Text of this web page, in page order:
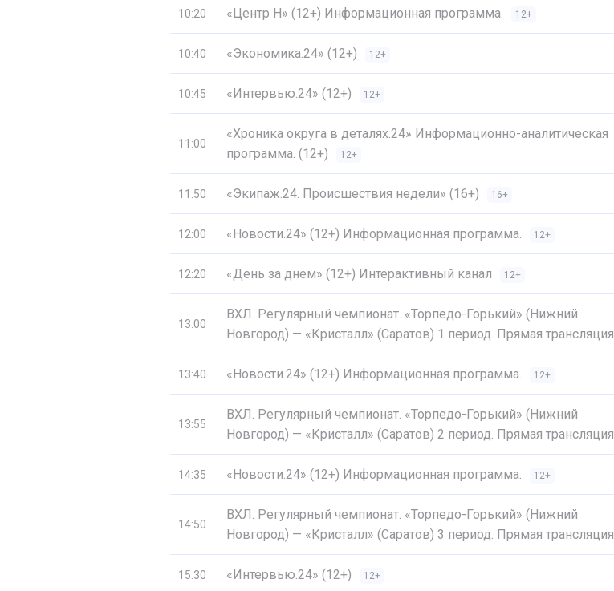
10:20 «Центр Н» (12+) Информационная программа. 12+
10:40 «Экономика.24» (12+) 12+
10:45 «Интервью.24» (12+) 12+
11:00
«Хроника округа в деталях.24» Информационно-аналитическая
программа. (12+)
12+
11:50 «Экипаж.24. Происшествия недели» (16+) 16+
12:00 «Новости.24» (12+) Информационная программа. 12+
12:20 «День за днем» (12+) Интерактивный канал 12+
13:00
ВХЛ. Регулярный чемпионат. «Торпедо-Горький» (Нижний
Новгород) — «Кристалл» (Саратов) 1 период. Прямая трансляция
13:40 «Новости.24» (12+) Информационная программа. 12+
13:55
ВХЛ. Регулярный чемпионат. «Торпедо-Горький» (Нижний
Новгород) — «Кристалл» (Саратов) 2 период. Прямая трансляция
14:35 «Новости.24» (12+) Информационная программа. 12+
14:50
ВХЛ. Регулярный чемпионат. «Торпедо-Горький» (Нижний
Новгород) — «Кристалл» (Саратов) 3 период. Прямая трансляция
15:30 «Интервью.24» (12+) 12+